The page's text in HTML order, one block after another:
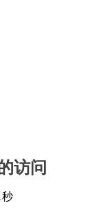
访问
秒